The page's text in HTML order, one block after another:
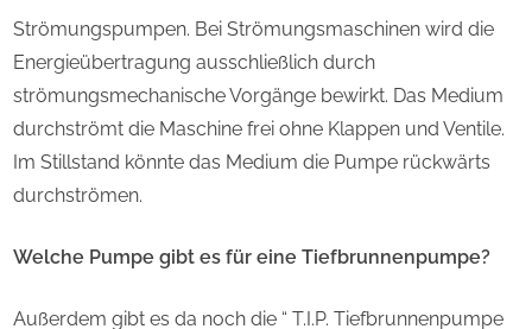
Strömungspumpen. Bei Strömungsmaschinen wird die
Energieübertragung ausschließlich durch
strömungsmechanische Vorgänge bewirkt. Das Medium
durchströmt die Maschine frei ohne Klappen und Ventile.
Im Stillstand könnte das Medium die Pumpe rückwärts
durchströmen.
Welche Pumpe gibt es für eine Tiefbrunnenpumpe?
Außerdem gibt es da noch die “ T.I.P. Tiefbrunnenpumpe